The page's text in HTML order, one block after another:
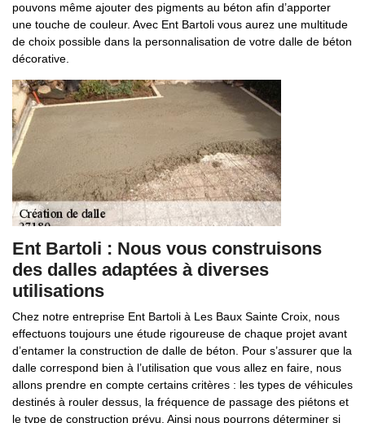
pouvons même ajouter des pigments au béton afin d’apporter
une touche de couleur. Avec Ent Bartoli vous aurez une multitude
de choix possible dans la personnalisation de votre dalle de béton
décorative.
Ent Bartoli : Nous vous construisons
des dalles adaptées à diverses
utilisations
Chez notre entreprise Ent Bartoli à Les Baux Sainte Croix, nous
effectuons toujours une étude rigoureuse de chaque projet avant
d’entamer la construction de dalle de béton. Pour s’assurer que la
dalle correspond bien à l’utilisation que vous allez en faire, nous
allons prendre en compte certains critères : les types de véhicules
destinés à rouler dessus, la fréquence de passage des piétons et
le type de construction prévu. Ainsi nous pourrons déterminer si